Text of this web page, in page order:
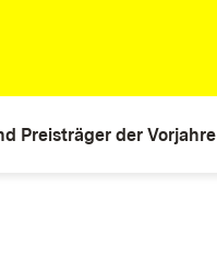
Preisträger der Vorjahre